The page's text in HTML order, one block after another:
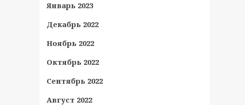
Январь 2023
Декабрь 2022
Ноябрь 2022
Октябрь 2022
Сентябрь 2022
Август 2022